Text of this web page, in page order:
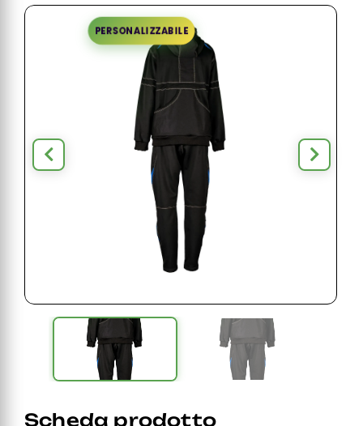
PERSONALIZZABILE
Scheda prodotto